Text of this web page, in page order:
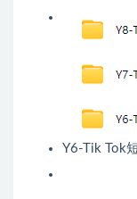
Y6-Tik Tok